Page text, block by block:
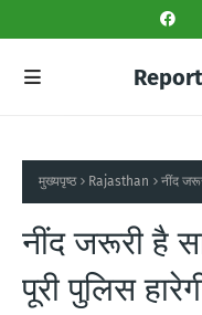
मुख्यपृष्ठ Rajasthan नींद
नींद जरूरी है
पूरी पुलिस